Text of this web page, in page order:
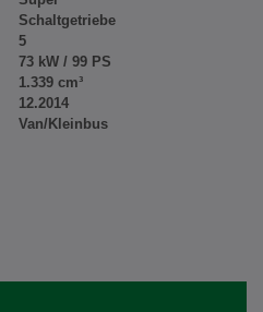
Schaltgetriebe
5
73 kW / 99 PS
1.339 cm³
12.2014
Van/Kleinbus